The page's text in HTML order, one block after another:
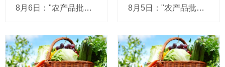
8月6日："农产品批发价格200指数"比昨天上升0.17个点 8月5日："农产品批发价格200指数"比昨天上升0.07个点